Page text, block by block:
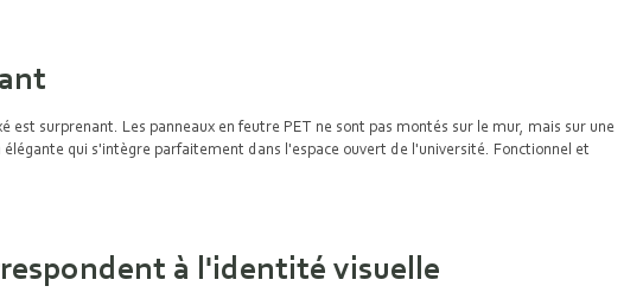
est surprenant. Les panneaux en feutre PET ne sont pas montés sur le mur, mais sur une
élégante qui s'intègre parfaitement dans l'espace ouvert de l'université. Fonctionnel et
à l'identité visuelle